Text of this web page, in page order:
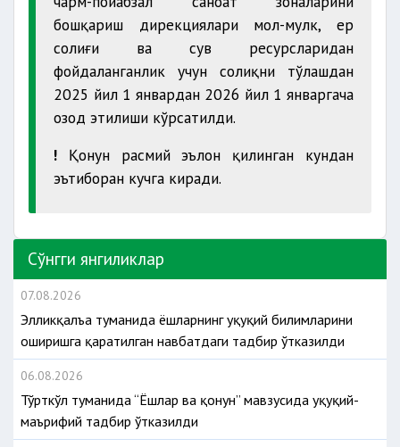
бошқариш дирекциялари мол-мулк, ер
солиғи ва сув ресурсларидан
фойдаланганлик учун солиқни тўлашдан
2025 йил 1 январдан 2026 йил 1 январгача
озод этилиши кўрсатилди.
! Қонун расмий эълон қилинган кундан
эътиборан кучга киради.
Сўнгги янгиликлар
07.08.2026
Элликқалъа туманида ёшларнинг ҳуқуқий билимларини
оширишга қаратилган навбатдаги тадбир ўтказилди
06.08.2026
Тўрткўл туманида “Ёшлар ва қонун” мавзусида ҳуқуқий-
маърифий тадбир ўтказилди